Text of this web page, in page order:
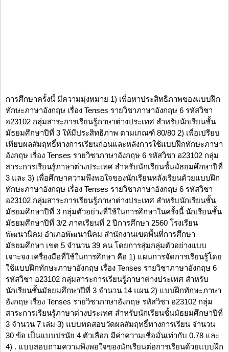
การศึกษาครั้งนี้ มีความมุ่งหมาย 1) เพื่อหาประสิทธิภาพของแบบฝึก
ทักษะภาษาอังกฤษ เรื่อง Tenses รายวิชาภาษาอังกฤษ 6 รหัสวิชา
อ23102 กลุ่มสาระการเรียนรู้ภาษาต่างประเทศ สำหรับนักเรียนชั้น
มัธยมศึกษาปีที่ 3 ให้มีประสิทธิภาพ ตามเกณฑ์ 80/80 2) เพื่อเปรียบ
เทียบผลสัมฤทธิ์ทางการเรียนก่อนและหลังการใช้แบบฝึกทักษะภาษา
อังกฤษ เรื่อง Tenses รายวิชาภาษาอังกฤษ 6 รหัสวิชา อ23102 กลุ่ม
สาระการเรียนรู้ภาษาต่างประเทศ สำหรับนักเรียนชั้นมัธยมศึกษาปีที่
3 และ 3) เพื่อศึกษาความพึงพอใจของนักเรียนหลังเรียนด้วยแบบฝึก
ทักษะภาษาอังกฤษ เรื่อง Tenses รายวิชาภาษาอังกฤษ 6 รหัสวิชา
อ23102 กลุ่มสาระการเรียนรู้ภาษาต่างประเทศ สำหรับนักเรียนชั้น
มัธยมศึกษาปีที่ 3 กลุ่มตัวอย่างที่ใช้ในการศึกษาในครั้งนี้ นักเรียนชั้น
มัธยมศึกษาปีที่ 3/2 ภาคเรียนที่ 2 ปีการศึกษา 2560 โรงเรียน
พัฒนานิคม อำเภอพัฒนานิคม สำนักงานเขตพื้นที่การศึกษา
มัธยมศึกษา เขต 5 จำนวน 39 คน โดยการสุ่มกลุ่มตัวอย่างแบบ
เจาะจง เครื่องมือที่ใช้ในการศึกษา คือ 1) แผนการจัดการเรียนรู้โดย
ใช้แบบฝึกทักษะภาษาอังกฤษ เรื่อง Tenses รายวิชาภาษาอังกฤษ 6
รหัสวิชา อ23102 กลุ่มสาระการเรียนรู้ภาษาต่างประเทศ สำหรับ
นักเรียนชั้นมัธยมศึกษาปีที่ 3 จำนวน 14 แผน 2) แบบฝึกทักษะภาษา
อังกฤษ เรื่อง Tenses รายวิชาภาษาอังกฤษ รหัสวิชา อ23102 กลุ่ม
สาระการเรียนรู้ภาษาต่างประเทศ สำหรับนักเรียนชั้นมัธยมศึกษาปีที่
3 จำนวน 7 เล่ม 3) แบบทดสอบวัดผลสัมฤทธิ์ทางการเรียน จำนวน
30 ข้อ เป็นแบบปรนัย 4 ตัวเลือก มีค่าความเชื่อมั่นเท่ากับ 0.78 และ
4) . แบบสอบถามความพึงพอใจของนักเรียนต่อการเรียนด้วยแบบฝึก